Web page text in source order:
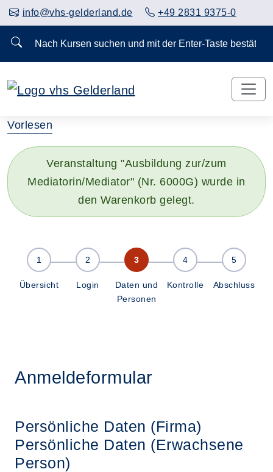
info@vhs-gelderland.de +49 2831 9375-0
Nach Kursen suchen und mit der Enter-Taste
Vorlesen
Veranstaltung "Ausbildung zur/zum
Mediatorin/Mediator" (Nr. 6000G) wurde in
den Warenkorb gelegt.
Übersicht Login
Daten und
Personen
Kontrolle Abschluss
Anmeldeformular
Persönliche Daten (Firma)
Persönliche Daten (Erwachsene
Person)